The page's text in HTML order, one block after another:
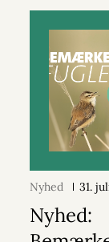
Nyhed 31.
Nyhed: